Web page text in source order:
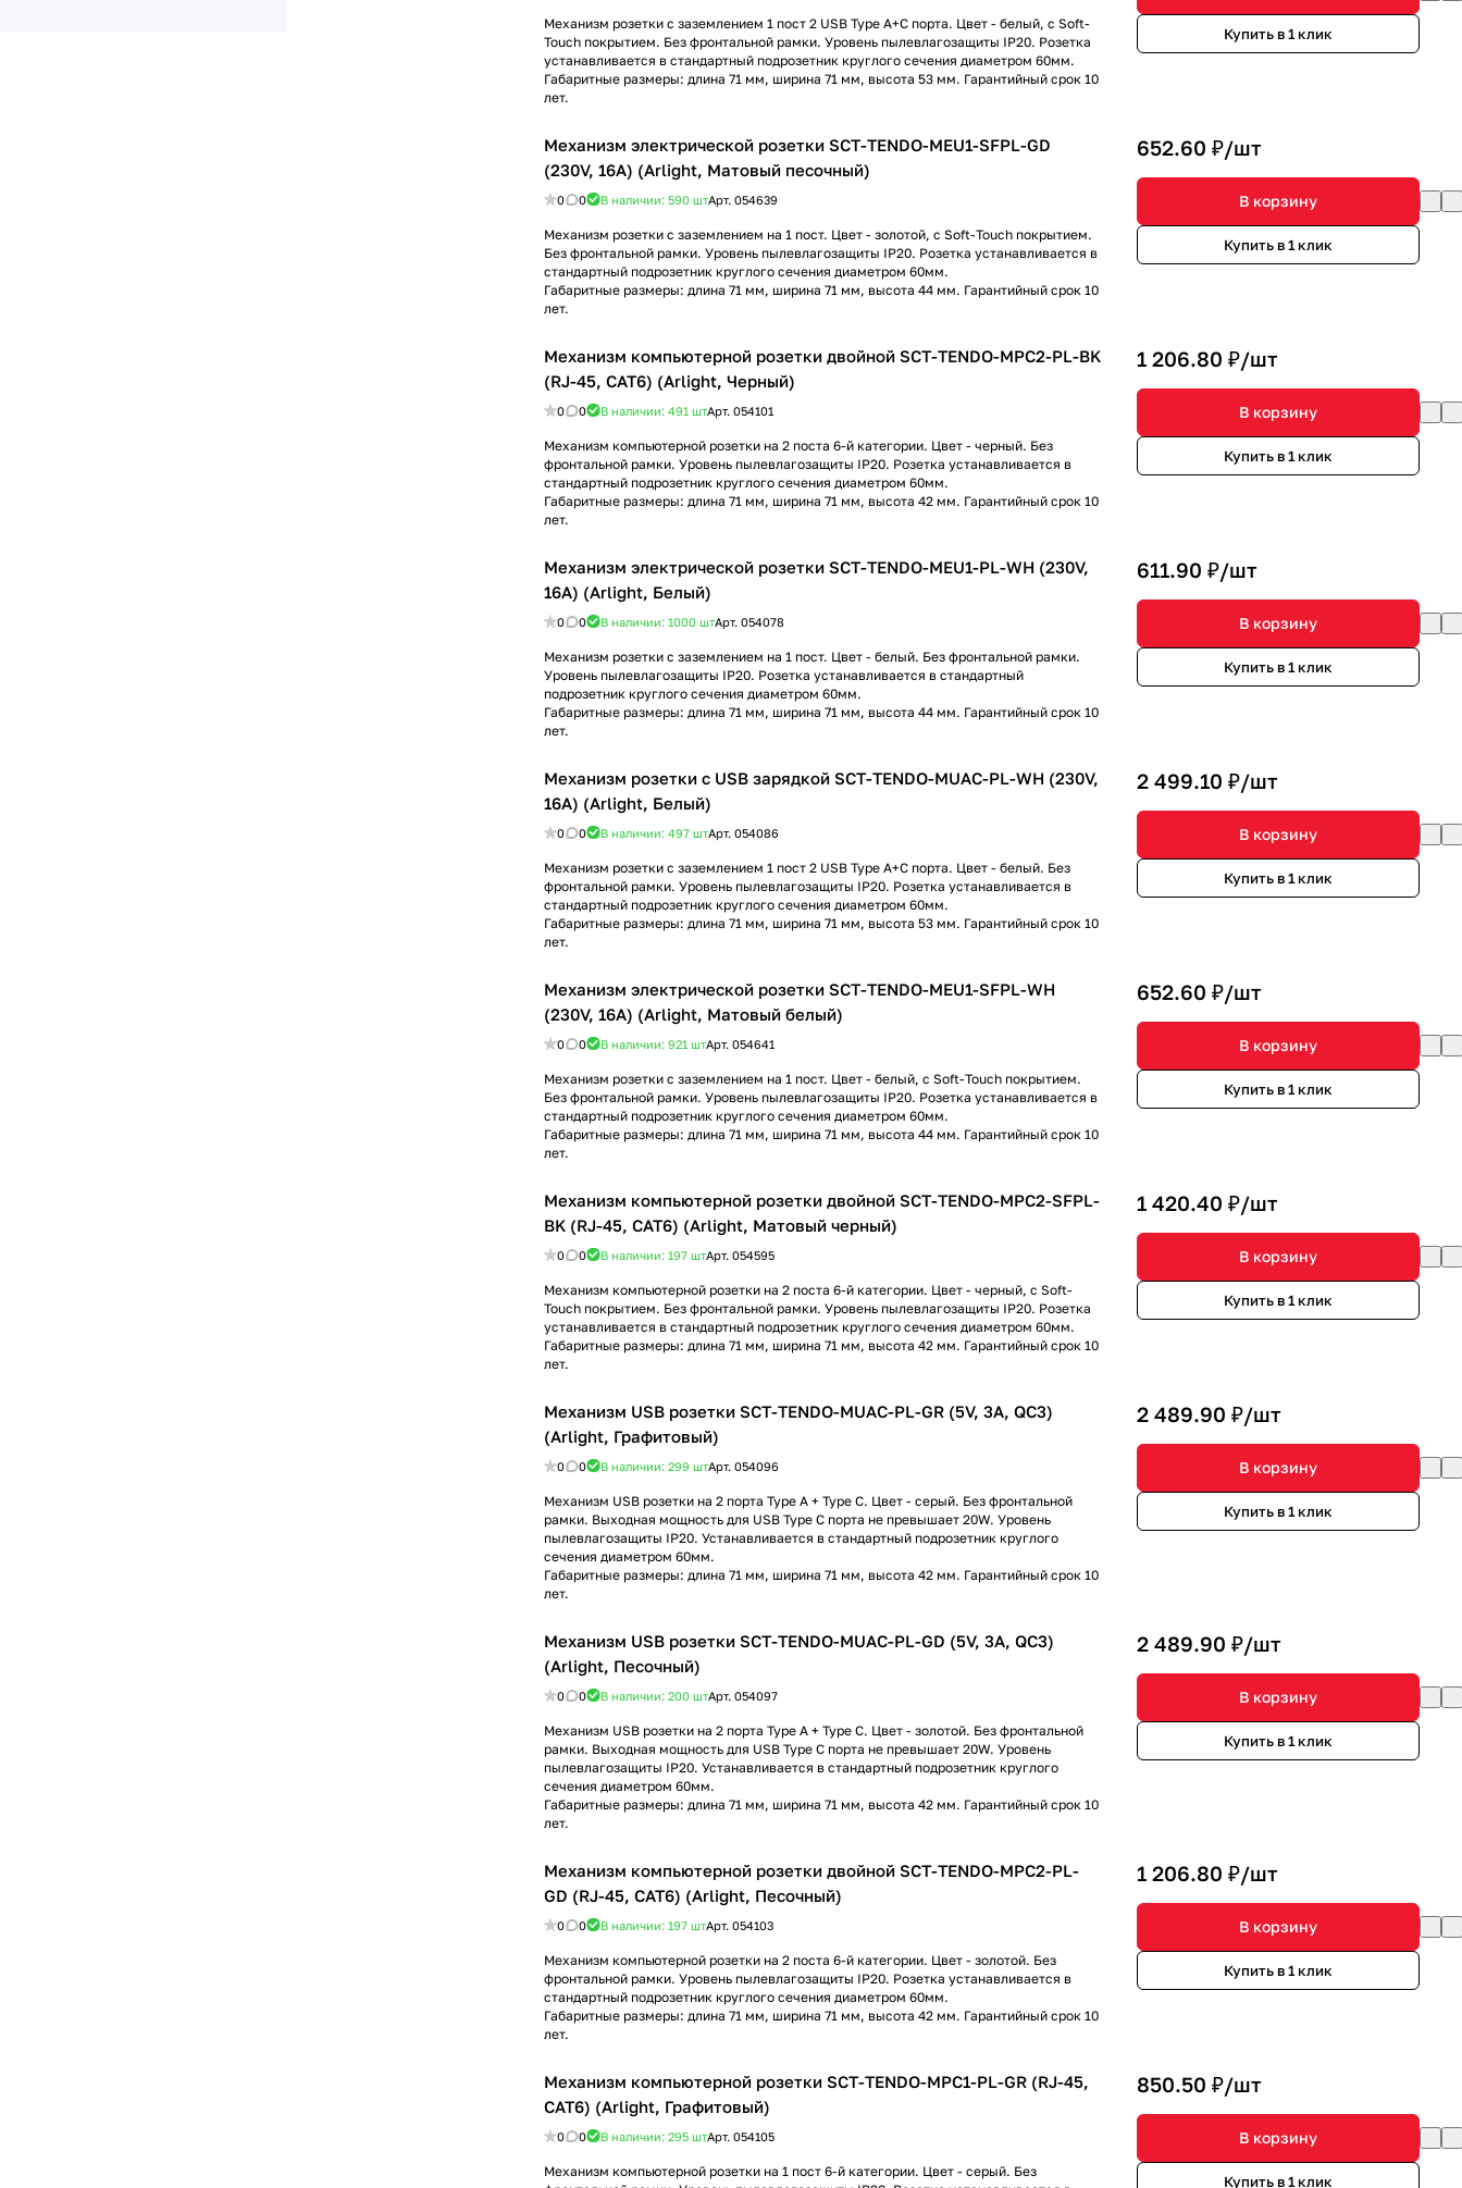
Механизм розетки с заземлением 1 пост 2 USB Type A+C порта. Цвет - белый, с Soft-
Touch покрытием. Без фронтальной рамки. Уровень пылевлагозащиты IP20. Розетка
устанавливается в стандартный подрозетник круглого сечения диаметром 60мм.
Габаритные размеры: длина 71 мм, ширина 71 мм, высота 53 мм. Гарантийный срок 10
лет.
Купить в 1 клик
Механизм электрической розетки SCT-TENDO-MEU1-SFPL-GD
(230V, 16A) (Arlight, Матовый песочный)
0 0 В наличии: 590 штАрт. 054639
Механизм розетки с заземлением на 1 пост. Цвет - золотой, с Soft-Touch покрытием.
Без фронтальной рамки. Уровень пылевлагозащиты IP20. Розетка устанавливается в
стандартный подрозетник круглого сечения диаметром 60мм.
Габаритные размеры: длина 71 мм, ширина 71 мм, высота 44 мм. Гарантийный срок 10
лет.
652.60 ₽/шт
В корзину
Купить в 1 клик
Механизм компьютерной розетки двойной SCT-TENDO-MPC2-PL-BK
(RJ-45, CAT6) (Arlight, Черный)
0 0 В наличии: 491 штАрт. 054101
Механизм компьютерной розетки на 2 поста 6-й категории. Цвет - черный. Без
фронтальной рамки. Уровень пылевлагозащиты IP20. Розетка устанавливается в
стандартный подрозетник круглого сечения диаметром 60мм.
Габаритные размеры: длина 71 мм, ширина 71 мм, высота 42 мм. Гарантийный срок 10
лет.
1 206.80 ₽/шт
В корзину
Купить в 1 клик
Механизм электрической розетки SCT-TENDO-MEU1-PL-WH (230V,
16A) (Arlight, Белый)
0 0 В наличии: 1000 штАрт. 054078
Механизм розетки с заземлением на 1 пост. Цвет - белый. Без фронтальной рамки.
Уровень пылевлагозащиты IP20. Розетка устанавливается в стандартный
подрозетник круглого сечения диаметром 60мм.
Габаритные размеры: длина 71 мм, ширина 71 мм, высота 44 мм. Гарантийный срок 10
лет.
611.90 ₽/шт
В корзину
Купить в 1 клик
Механизм розетки с USB зарядкой SCT-TENDO-MUAC-PL-WH (230V,
16A) (Arlight, Белый)
0 0 В наличии: 497 штАрт. 054086
Механизм розетки с заземлением 1 пост 2 USB Type A+C порта. Цвет - белый. Без
фронтальной рамки. Уровень пылевлагозащиты IP20. Розетка устанавливается в
стандартный подрозетник круглого сечения диаметром 60мм.
Габаритные размеры: длина 71 мм, ширина 71 мм, высота 53 мм. Гарантийный срок 10
лет.
2 499.10 ₽/шт
В корзину
Купить в 1 клик
Механизм электрической розетки SCT-TENDO-MEU1-SFPL-WH
(230V, 16A) (Arlight, Матовый белый)
0 0 В наличии: 921 штАрт. 054641
Механизм розетки с заземлением на 1 пост. Цвет - белый, с Soft-Touch покрытием.
Без фронтальной рамки. Уровень пылевлагозащиты IP20. Розетка устанавливается в
стандартный подрозетник круглого сечения диаметром 60мм.
Габаритные размеры: длина 71 мм, ширина 71 мм, высота 44 мм. Гарантийный срок 10
лет.
652.60 ₽/шт
В корзину
Купить в 1 клик
Механизм компьютерной розетки двойной SCT-TENDO-MPC2-SFPL-
BK (RJ-45, CAT6) (Arlight, Матовый черный)
0 0 В наличии: 197 штАрт. 054595
Механизм компьютерной розетки на 2 поста 6-й категории. Цвет - черный, с Soft-
Touch покрытием. Без фронтальной рамки. Уровень пылевлагозащиты IP20. Розетка
устанавливается в стандартный подрозетник круглого сечения диаметром 60мм.
Габаритные размеры: длина 71 мм, ширина 71 мм, высота 42 мм. Гарантийный срок 10
лет.
1 420.40 ₽/шт
В корзину
Купить в 1 клик
Механизм USB розетки SCT-TENDO-MUAC-PL-GR (5V, 3A, QC3)
(Arlight, Графитовый)
0 0 В наличии: 299 штАрт. 054096
Механизм USB розетки на 2 порта Type A + Type C. Цвет - серый. Без фронтальной
рамки. Выходная мощность для USB Type C порта не превышает 20W. Уровень
пылевлагозащиты IP20. Устанавливается в стандартный подрозетник круглого
сечения диаметром 60мм.
Габаритные размеры: длина 71 мм, ширина 71 мм, высота 42 мм. Гарантийный срок 10
лет.
2 489.90 ₽/шт
В корзину
Купить в 1 клик
Механизм USB розетки SCT-TENDO-MUAC-PL-GD (5V, 3A, QC3)
(Arlight, Песочный)
0 0 В наличии: 200 штАрт. 054097
Механизм USB розетки на 2 порта Type A + Type C. Цвет - золотой. Без фронтальной
рамки. Выходная мощность для USB Type C порта не превышает 20W. Уровень
пылевлагозащиты IP20. Устанавливается в стандартный подрозетник круглого
сечения диаметром 60мм.
Габаритные размеры: длина 71 мм, ширина 71 мм, высота 42 мм. Гарантийный срок 10
лет.
2 489.90 ₽/шт
В корзину
Купить в 1 клик
Механизм компьютерной розетки двойной SCT-TENDO-MPC2-PL-
GD (RJ-45, CAT6) (Arlight, Песочный)
0 0 В наличии: 197 штАрт. 054103
Механизм компьютерной розетки на 2 поста 6-й категории. Цвет - золотой. Без
фронтальной рамки. Уровень пылевлагозащиты IP20. Розетка устанавливается в
стандартный подрозетник круглого сечения диаметром 60мм.
Габаритные размеры: длина 71 мм, ширина 71 мм, высота 42 мм. Гарантийный срок 10
лет.
1 206.80 ₽/шт
В корзину
Купить в 1 клик
Механизм компьютерной розетки SCT-TENDO-MPC1-PL-GR (RJ-45,
CAT6) (Arlight, Графитовый)
0 0 В наличии: 295 штАрт. 054105
Механизм компьютерной розетки на 1 пост 6-й категории. Цвет - серый. Без
850.50 ₽/шт
В корзину
Купить в 1 клик